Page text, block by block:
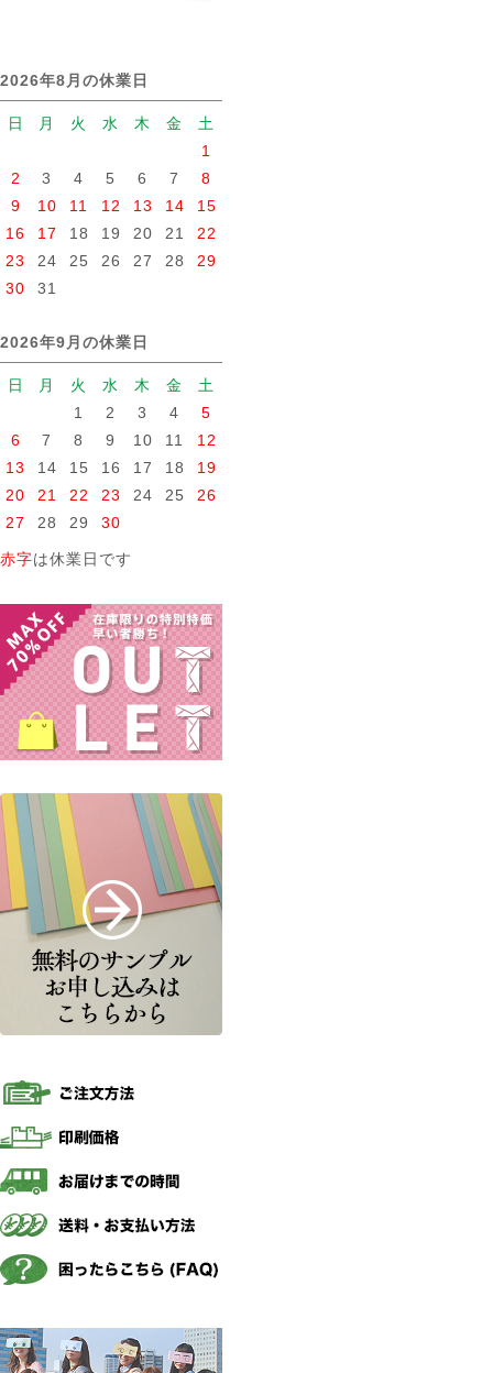
2026年8月の休業日
日 月 火 水 木 金
土
1
2
3 4 5 6 7
8
9
10 11 12 13 14
15
16
17 18 19 20 21
22
23
24 25 26 27 28
29
30
31
2026年9月の休業日
日 月 火 水 木 金
土
1
2 3 4
5
6
7 8 9 10 11
12
13
14 15 16 17 18
19
20
21 22 23 24 25
26
27
28 29 30
赤字は休業日です